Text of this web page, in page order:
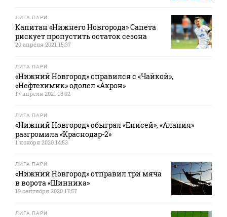
ЛИГА ПАРИ
Капитан «Нижнего Новгорода» Сапета
рискует пропустить остаток сезона
20 апреля 2021 15:37
ЛИГА ПАРИ
«Нижний Новгород» справился с «Чайкой»,
«Нефтехимик» одолел «Акрон»
17 апреля 2021 18:02
ЛИГА ПАРИ
«Нижний Новгород» обыграл «Енисей», «Алания»
разгромила «Краснодар-2»
1 ноября 2020 14:53
ЛИГА ПАРИ
«Нижний Новгород» отправил три мяча
в ворота «Шинника»
19 сентября 2020 17:57
ЛИГА ПАРИ